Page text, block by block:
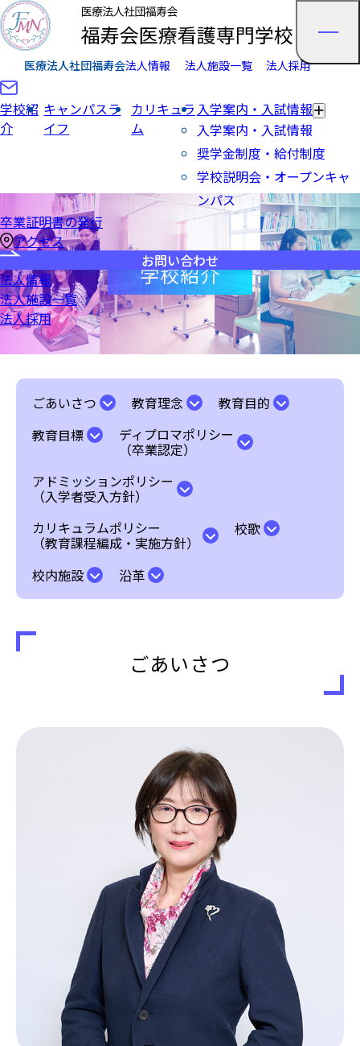
医療法人社団福寿会法人情報 法人施設一覧 法人採用
学校紹
介
キャンパスラ
イフ
カリキュラ
ム
入学案内・入試情報
入学案内・入試情報
奨学金制度・給付制度
学校説明会・オープンキャ
ンパス
卒業証明書の発行
アクセス
お問い合わせ
法人情報
法人施設一覧
法人採用
学校紹介
ごあいさつ 教育理念
教育目的
教育目標
ディプロマポリシー
（卒業認定）
アドミッションポリシー
（入学者受入方針）
カリキュラムポリシー
（教育課程編成・実施方針）
校歌
校内施設 沿革
ごあいさつ